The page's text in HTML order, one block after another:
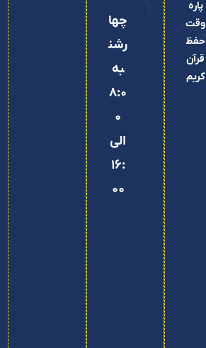
پاره
وقت
حفظ
قرآن
کریم
چها
رشن
به
8:0
0
الی
16:
00